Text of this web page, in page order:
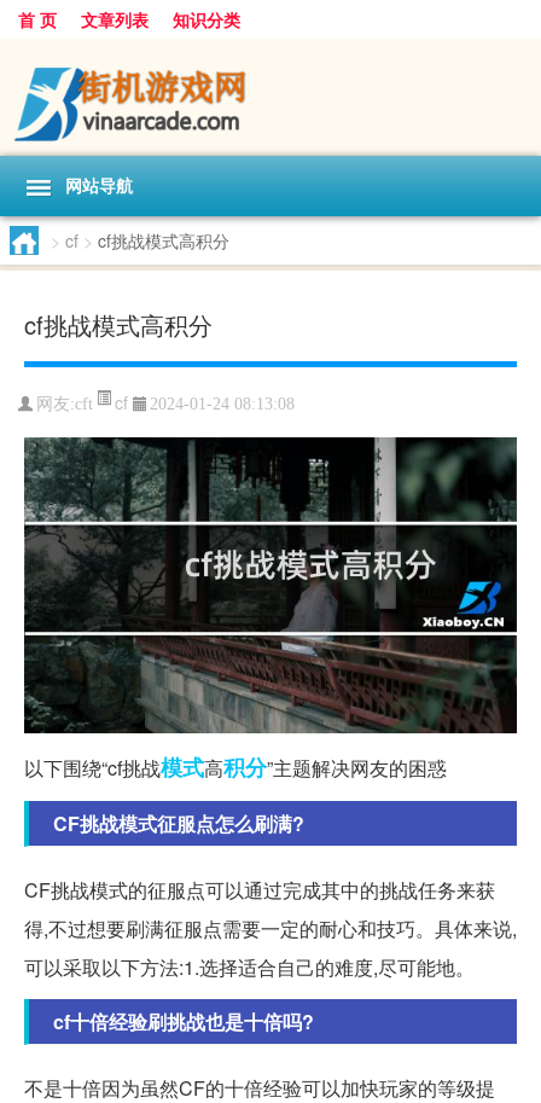
首 页 文章列表 知识分类
网站导航
> cf > cf挑战模式高积分
cf挑战模式高积分
网友:cft cf 2024-01-24 08:13:08
以下围绕“cf挑战模式高积分”主题解决网友的困惑
CF挑战模式征服点怎么刷满?
CF挑战模式的征服点可以通过完成其中的挑战任务来获
得,不过想要刷满征服点需要一定的耐心和技巧。具体来说,
可以采取以下方法:1.选择适合自己的难度,尽可能地。
cf十倍经验刷挑战也是十倍吗?
不是十倍因为虽然CF的十倍经验可以加快玩家的等级提